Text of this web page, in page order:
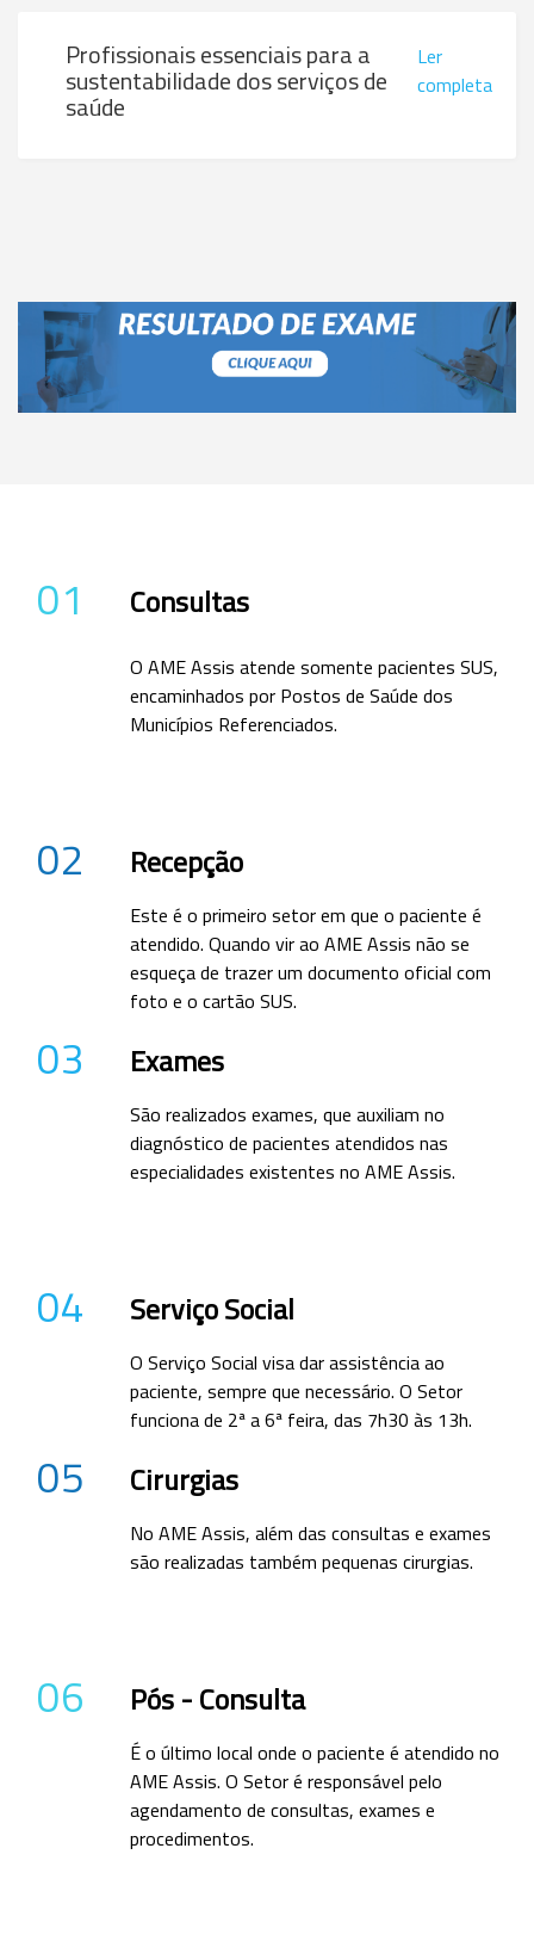
Profissionais essenciais para a
sustentabilidade dos serviços de
saúde
Ler
completa
01 Consultas
O AME Assis atende somente pacientes SUS,
encaminhados por Postos de Saúde dos
Municípios Referenciados.
02 Recepção
Este é o primeiro setor em que o paciente é
atendido. Quando vir ao AME Assis não se
esqueça de trazer um documento oficial com
foto e o cartão SUS.
03 Exames
São realizados exames, que auxiliam no
diagnóstico de pacientes atendidos nas
especialidades existentes no AME Assis.
04 Serviço Social
O Serviço Social visa dar assistência ao
paciente, sempre que necessário. O Setor
funciona de 2ª a 6ª feira, das 7h30 às 13h.
05 Cirurgias
No AME Assis, além das consultas e exames
são realizadas também pequenas cirurgias.
06 Pós - Consulta
É o último local onde o paciente é atendido no
AME Assis. O Setor é responsável pelo
agendamento de consultas, exames e
procedimentos.